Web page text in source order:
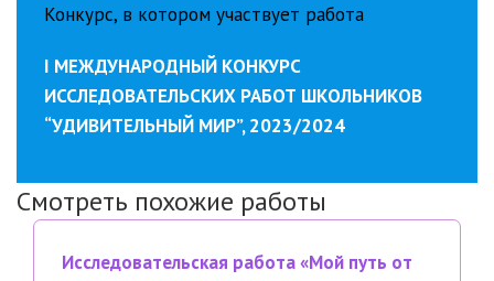
Конкурс, в котором участвует работа
I МЕЖДУНАРОДНЫЙ КОНКУРС
ИССЛЕДОВАТЕЛЬСКИХ РАБОТ ШКОЛЬНИКОВ
“УДИВИТЕЛЬНЫЙ МИР”, 2023/2024
Смотреть похожие работы
Исследовательская работа «Мой путь от